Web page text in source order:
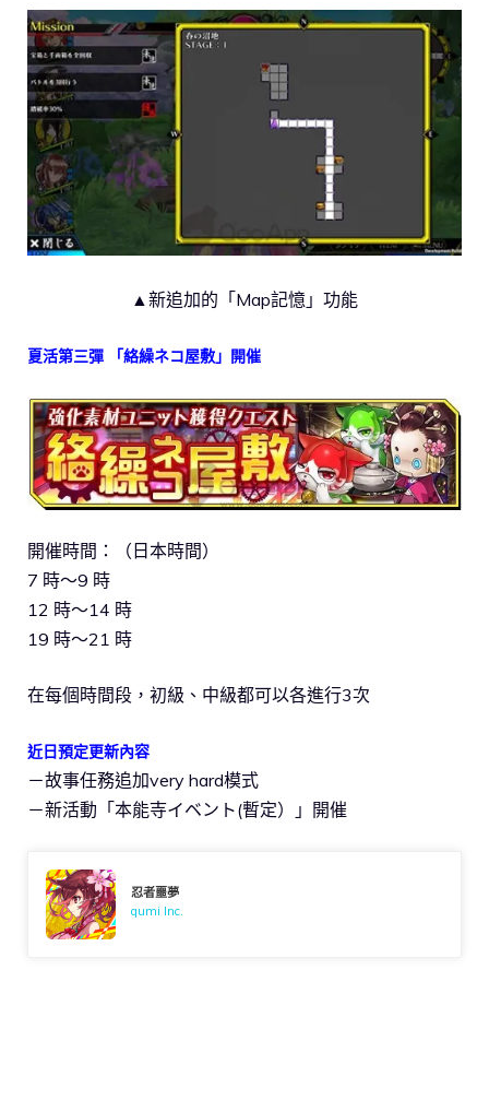
▲新追加的「Map記憶」功能
夏活第三彈 「絡繰ネコ屋敷」開催
開催時間：（日本時間）
7 時～9 時
12 時～14 時
19 時～21 時
在每個時間段，初級、中級都可以各進行3次
近日預定更新內容
－故事任務追加very hard模式
－新活動「本能寺イベント(暫定）」開催
忍者噩夢
gumi Inc.